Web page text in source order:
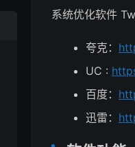
系统优化软件
夸克：
UC :
百度：
迅雷：